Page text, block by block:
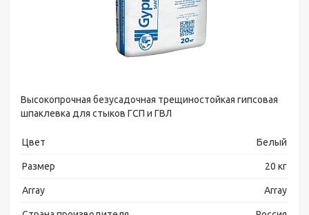
Высокопрочная безусадочная трещиностойкая гипсовая
шпаклевка для стыков ГСП и ГВЛ
Цвет Белый
Размер 20 кг
Array Array